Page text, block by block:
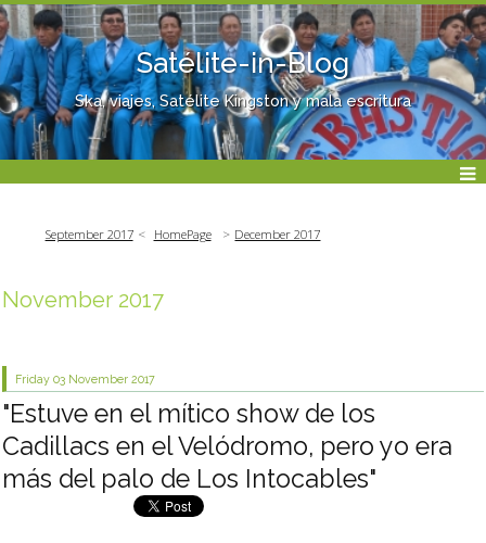
Satélite-in-Blog
Ska, viajes, Satélite Kingston y mala escritura
September 2017 HomePage December 2017
November 2017
Friday 03 November 2017
"Estuve en el mítico show de los
Cadillacs en el Velódromo, pero yo era
más del palo de Los Intocables"